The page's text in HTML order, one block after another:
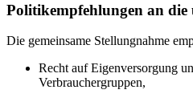
Politikempfehlungen an die
Die gemeinsame Stellungnahme
Recht auf Eigenversorgung
Verbrauchergruppen,